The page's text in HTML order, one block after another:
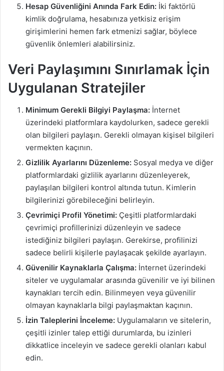
Hesap Güvenliğini Anında Fark Edin: İki faktörlü
kimlik doğrulama, hesabınıza yetkisiz erişim
girişimlerini hemen fark etmenizi sağlar, böylece
güvenlik önlemleri alabilirsiniz.
Veri Paylaşımını Sınırlamak İçin
Uygulanan Stratejiler
Minimum Gerekli Bilgiyi Paylaşma: İnternet
üzerindeki platformlara kaydolurken, sadece gerekli
olan bilgileri paylaşın. Gerekli olmayan kişisel bilgileri
vermekten kaçının.
Gizlilik Ayarlarını Düzenleme: Sosyal medya ve diğer
platformlardaki gizlilik ayarlarını düzenleyerek,
paylaşılan bilgileri kontrol altında tutun. Kimlerin
bilgilerinizi görebileceğini belirleyin.
Çevrimiçi Profil Yönetimi: Çeşitli platformlardaki
çevrimiçi profillerinizi düzenleyin ve sadece
istediğiniz bilgileri paylaşın. Gerekirse, profilinizi
sadece belirli kişilerle paylaşacak şekilde ayarlayın.
Güvenilir Kaynaklarla Çalışma: İnternet üzerindeki
siteler ve uygulamalar arasında güvenilir ve iyi bilinen
kaynakları tercih edin. Bilinmeyen veya güvenilir
olmayan kaynaklarla bilgi paylaşmaktan kaçının.
İzin Taleplerini İnceleme: Uygulamaların ve sitelerin,
çeşitli izinler talep ettiği durumlarda, bu izinleri
dikkatlice inceleyin ve sadece gerekli olanları kabul
edin.